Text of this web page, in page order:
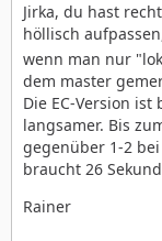
Jirka, du hast
höllisch
wenn man nur
dem master
Die EC-Version
langsamer. Bis
gegenüber 1-2
braucht 26
Rainer